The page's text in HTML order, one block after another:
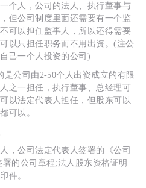
个人，公司的法人、执行董事与
但公司制度里面还需要有一个监
可以担任监事人，所以还得需要
以只担任职务而不用出资。(注公
己一个人投资的公司)
公司由2-50个人出资成立的有限
之一担任，执行董事、总经理可
以法定代表人担任，但股东可以
可以。
公司法定代表人签署的《公司
的公司章程;法人股东资格证明
件。